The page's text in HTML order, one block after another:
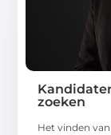
zoeken
Het vinden